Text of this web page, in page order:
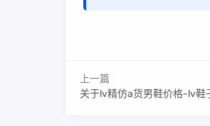
上一篇
关于lv精仿a货男鞋价格-lv鞋